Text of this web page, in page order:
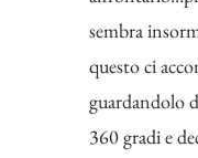
sembra
questo ci
guardandolo
360 gradi e